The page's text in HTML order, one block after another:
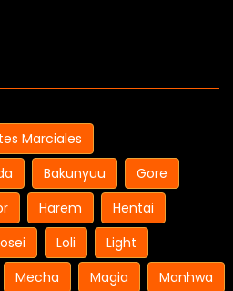
Marciales
Bakunyuu
Gore
Harem
Hentai
Loli
Light
Mecha Magia
Manhwa